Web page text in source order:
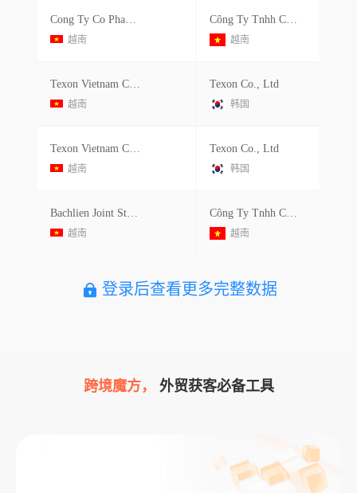
Cong Ty Co Phan Bach Lien
越南
Công Ty Tnhh Canon Việt Nam - Chi Nhánh Tiên Sơn
越南
Texon Vietnam Company Limited
越南
Texon Co., Ltd
韩国
Texon Vietnam Company Limited
越南
Texon Co., Ltd
韩国
Bachlien Joint Stock Company
越南
Công Ty Tnhh Canon Việt Nam - Chi Nhánh Tiên Sơn
越南
登录后查看更多完整数据
跨境魔方， 外贸获客必备工具